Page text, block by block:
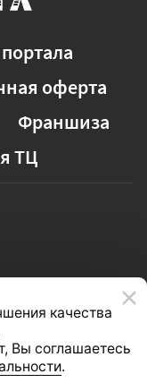
оферта
Франшиза
ТЦ
качества
Вы соглашаетесь
.